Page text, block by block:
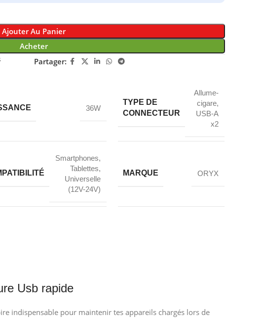
Ajouter Au Panier
Acheter
Partager:
36W
TYPE DE
CONNECTEUR
Allume-
cigare,
USB-A
x2
Smartphones,
Tablettes,
Universelle
(12V-24V)
MARQUE ORYX
Usb rapide
indispensable pour maintenir tes appareils chargés lors de